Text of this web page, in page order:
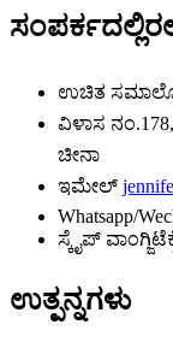
ಉಚಿತ
ವಿಳಾಸ
ಚೀನಾ
ಇಮೇಲ್
Whatsapp/
ಸ್ಕೈಪ್
ಉತ್ಪನ್ನಗಳು